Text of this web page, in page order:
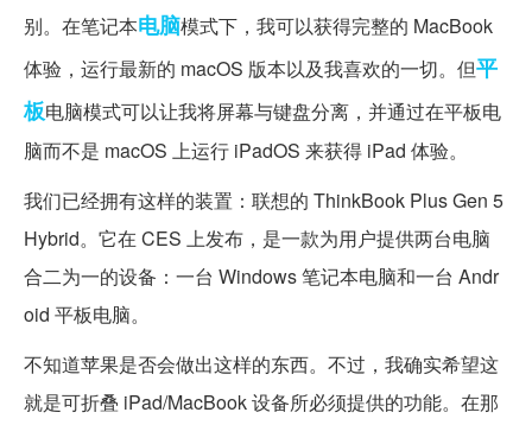
别。在笔记本电脑模式下，我可以获得完整的 MacBook
体验，运行最新的 macOS 版本以及我喜欢的一切。但平
板电脑模式可以让我将屏幕与键盘分离，并通过在平板电
脑而不是 macOS 上运行 iPadOS 来获得 iPad 体验。
我们已经拥有这样的装置：联想的 ThinkBook Plus Gen 5
Hybrid。它在 CES 上发布，是一款为用户提供两台电脑
合二为一的设备：一台 Windows 笔记本电脑和一台 Andr
oid 平板电脑。
不知道苹果是否会做出这样的东西。不过，我确实希望这
就是可折叠 iPad/MacBook 设备所必须提供的功能。在那